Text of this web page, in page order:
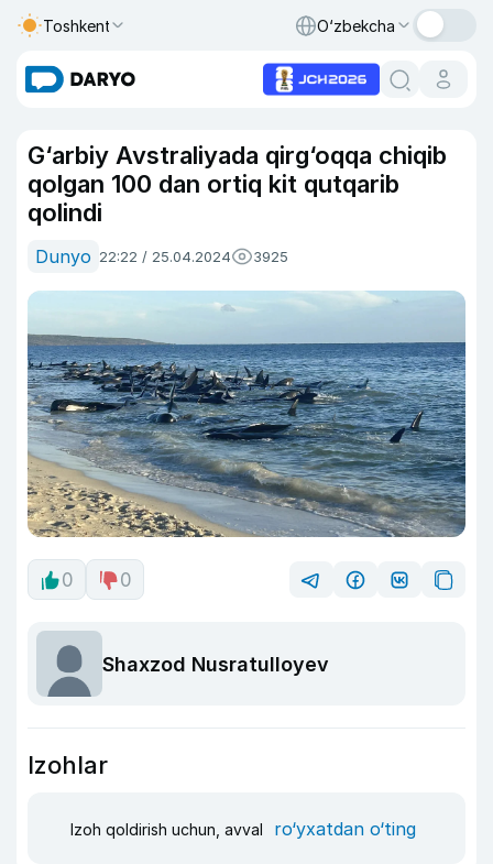
Toshkent O‘zbekcha
G‘arbiy Avstraliyada qirg‘oqqa chiqib
qolgan 100 dan ortiq kit qutqarib
qolindi
Dunyo 22:22 / 25.04.2024 3925
0 0
Shaxzod Nusratulloyev
Izohlar
Izoh qoldirish uchun, avval ro‘yxatdan o‘ting